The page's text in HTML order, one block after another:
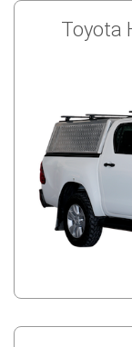
Toyota